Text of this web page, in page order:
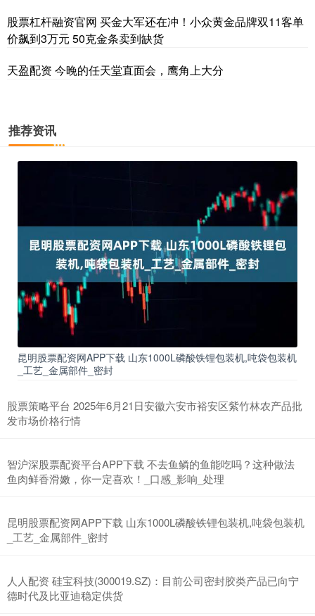
股票杠杆融资官网 买金大军还在冲！小众黄金品牌双11客单
价飙到3万元 50克金条卖到缺货
天盈配资 今晚的任天堂直面会，鹰角上大分
推荐资讯
昆明股票配资网APP下载 山东1000L磷酸铁锂包装机,吨袋包装机
_工艺_金属部件_密封
股票策略平台 2025年6月21日安徽六安市裕安区紫竹林农产品批
发市场价格行情
智沪深股票配资平台APP下载 不去鱼鳞的鱼能吃吗？这种做法
鱼肉鲜香滑嫩，你一定喜欢！_口感_影响_处理
昆明股票配资网APP下载 山东1000L磷酸铁锂包装机,吨袋包装机
_工艺_金属部件_密封
人人配资 硅宝科技(300019.SZ)：目前公司密封胶类产品已向宁
德时代及比亚迪稳定供货